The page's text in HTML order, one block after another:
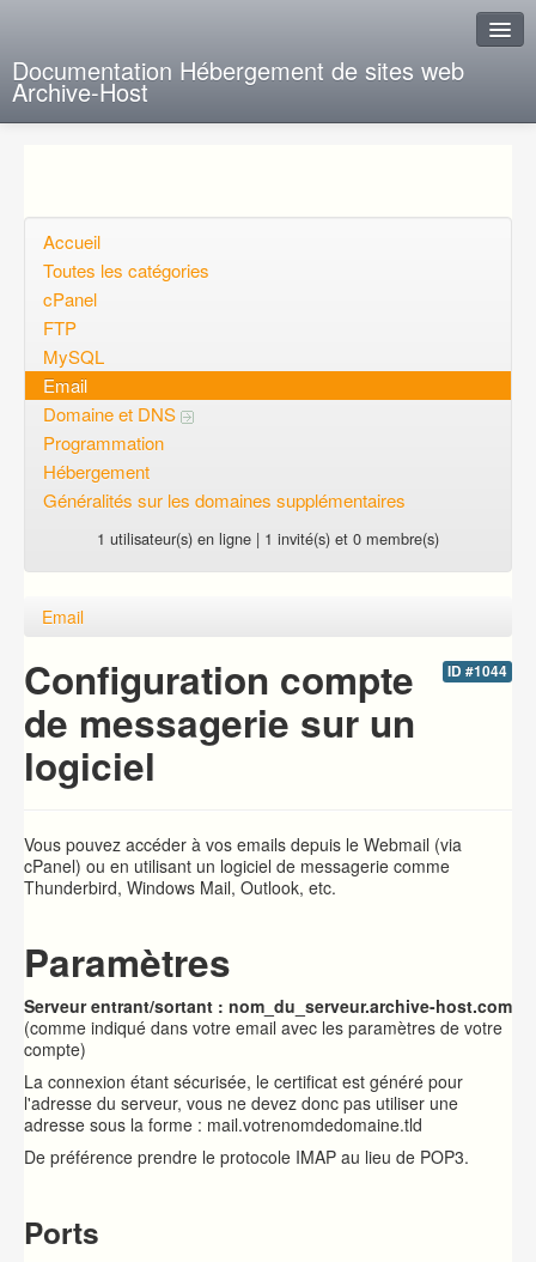
Documentation Hébergement de sites web
Archive-Host
Questions ouvertes
Voulez-vous vous inscrire?
Connexion
Accueil
Toutes les catégories
cPanel
FTP
MySQL
Email
Domaine et DNS
Programmation
Hébergement
Généralités sur les domaines supplémentaires
1 utilisateur(s) en ligne | 1 invité(s) et 0 membre(s)
Email
ID #1044
Configuration compte
de messagerie sur un
logiciel
Vous pouvez accéder à vos emails depuis le Webmail (via
cPanel) ou en utilisant un logiciel de messagerie comme
Thunderbird, Windows Mail, Outlook, etc.
Paramètres
Serveur entrant/sortant : nom_du_serveur.archive-host.com
(comme indiqué dans votre email avec les paramètres de votre
compte)
La connexion étant sécurisée, le certificat est généré pour
l'adresse du serveur, vous ne devez donc pas utiliser une
adresse sous la forme : mail.votrenomdedomaine.tld
De préférence prendre le protocole IMAP au lieu de POP3.
Ports